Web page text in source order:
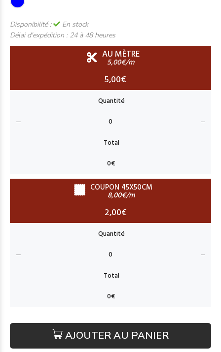
Disponibilité :
En stock
Délai d'expédition : 24 à 48 heures
AU MÈTRE
5,00€/m
5,00€
COUPON 45X50CM
8,00€/m
2,00€
AJOUTER AU PANIER